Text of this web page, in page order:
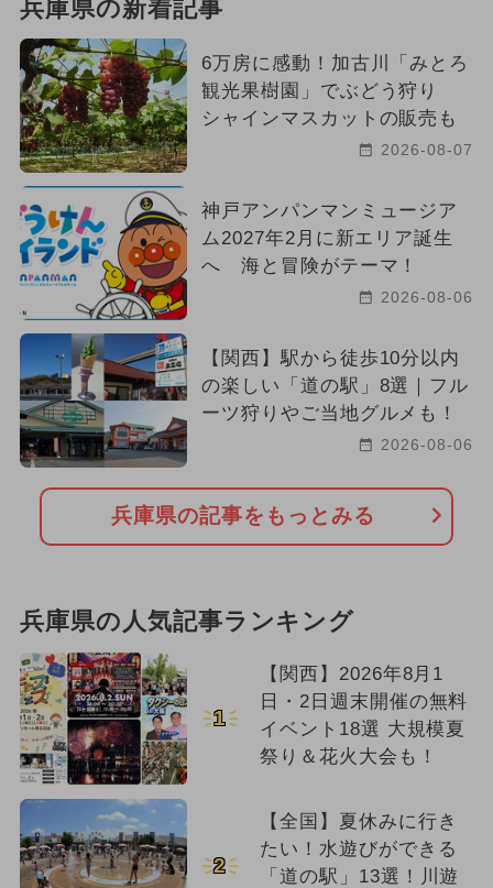
兵庫県の新着記事
6万房に感動！加古川「みとろ
観光果樹園」でぶどう狩り
シャインマスカットの販売も
2026-08-07
神戸アンパンマンミュージア
ム2027年2月に新エリア誕生
へ 海と冒険がテーマ！
2026-08-06
【関西】駅から徒歩10分以内
の楽しい「道の駅」8選｜フル
ーツ狩りやご当地グルメも！
2026-08-06
兵庫県の記事をもっとみる
兵庫県の人気記事ランキング
1
【関西】2026年8月1
日・2日週末開催の無料
イベント18選 大規模夏
祭り＆花火大会も！
2
【全国】夏休みに行き
たい！水遊びができる
「道の駅」13選！川遊